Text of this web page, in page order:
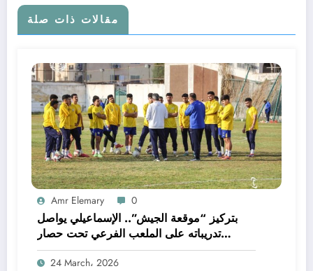
مقالات ذات صلة
Amr Elemary 0
بتركيز “موقعة الجيش”.. الإسماعيلي يواصل
تدريباته على الملعب الفرعي تحت حصار
الصيانة
24 March، 2026